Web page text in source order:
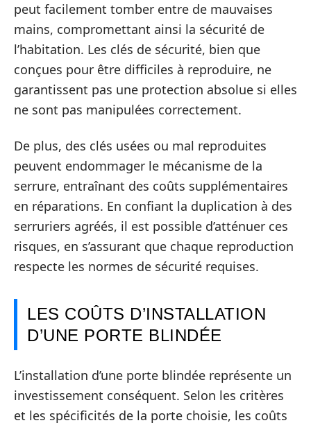
peut facilement tomber entre de mauvaises
mains, compromettant ainsi la sécurité de
l’habitation. Les clés de sécurité, bien que
conçues pour être difficiles à reproduire, ne
garantissent pas une protection absolue si elles
ne sont pas manipulées correctement.
De plus, des clés usées ou mal reproduites
peuvent endommager le mécanisme de la
serrure, entraînant des coûts supplémentaires
en réparations. En confiant la duplication à des
serruriers agréés, il est possible d’atténuer ces
risques, en s’assurant que chaque reproduction
respecte les normes de sécurité requises.
LES COÛTS D’INSTALLATION
D’UNE PORTE BLINDÉE
L’installation d’une porte blindée représente un
investissement conséquent. Selon les critères
et les spécificités de la porte choisie, les coûts